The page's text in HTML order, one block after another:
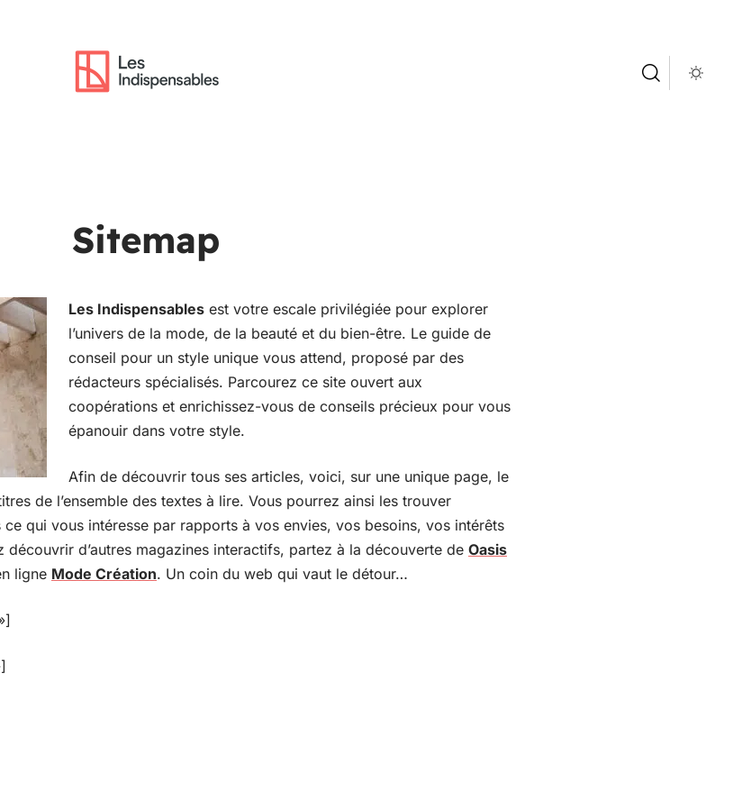
Sitemap
Les Indispensables est votre escale privilégiée pour explorer
l’univers de la mode, de la beauté et du bien-être. Le guide de
conseil pour un style unique vous attend, proposé par des
rédacteurs spécialisés. Parcourez ce site ouvert aux
coopérations et enrichissez-vous de conseils précieux pour vous
épanouir dans votre style.
Afin de découvrir tous ses articles, voici, sur une unique page, le
de l’ensemble des textes à lire. Vous pourrez ainsi les trouver
qui vous intéresse par rapports à vos envies, vos besoins, vos intérêts
d’autres magazines interactifs, partez à la découverte de Oasis
ligne Mode Création. Un coin du web qui vaut le détour…